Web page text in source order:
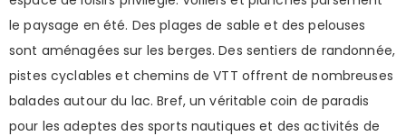
le paysage en été. Des plages de sable et des pelouses
sont aménagées sur les berges. Des sentiers de randonnée,
pistes cyclables et chemins de VTT offrent de nombreuses
balades autour du lac. Bref, un véritable coin de paradis
pour les adeptes des sports nautiques et des activités de